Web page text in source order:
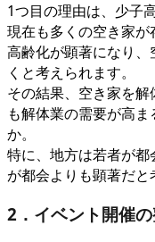
1つ目の理由は、少子
現在も多くの空き家
高齢化が顕著になり
くと考えられます。
その結果、空き家を
も解体業の需要が高
か。
特に、地方は若者が
が都会よりも顕著だと
2．イベント開催